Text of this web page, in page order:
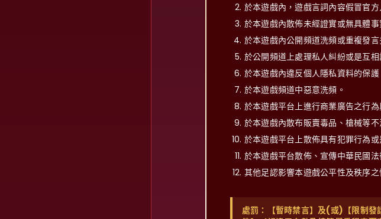
於本遊戲內，遊戲言詞內容假冒官
於本遊戲內散佈未經證實或無具體
於本遊戲內公開頻道洗頻或重複發
於公開頻道上處理私人糾紛或是互
於本遊戲內違反個人隱私資料的保
於本遊戲頻道中惡意洗頻。
於本遊戲平台上進行商業廣告之行為
於本遊戲內散布販賣毒品、槍械等
於本遊戲平台上散佈具有犯罪行為或
於本遊戲平台散佈、宣傳中華民國
其他足認影響本遊戲公平性及秩序之
處罰：【暫時禁言】及(或)【限制